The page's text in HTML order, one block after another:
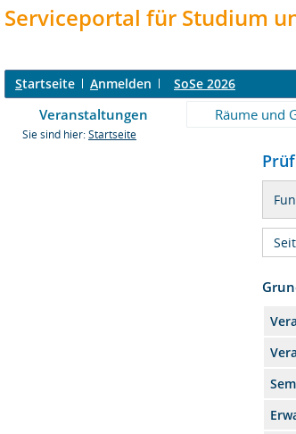
Serviceportal für Studium
Startseite Anmelden SoSe 2026
Veranstaltungen Räume und
Sie sind hier: Startseite